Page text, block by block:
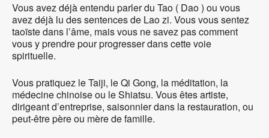
Vous avez déjà entendu parler du Tao ( Dao ) ou vous
avez déjà lu des sentences de Lao zi. Vous vous sentez
taoïste dans l’âme, mais vous ne savez pas comment
vous y prendre pour progresser dans cette voie
spirituelle.
Vous pratiquez le Taiji, le Qi Gong, la méditation, la
médecine chinoise ou le Shiatsu. Vous êtes artiste,
dirigeant d’entreprise, saisonnier dans la restauration, ou
peut-être père ou mère de famille.